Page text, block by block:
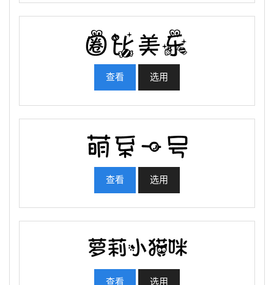
查看 选用
查看 选用
查看 选用